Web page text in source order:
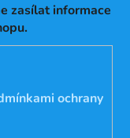
zasílat informace
ochrany